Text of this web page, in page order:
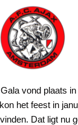
vond plaats
het feest in
Dat ligt nu